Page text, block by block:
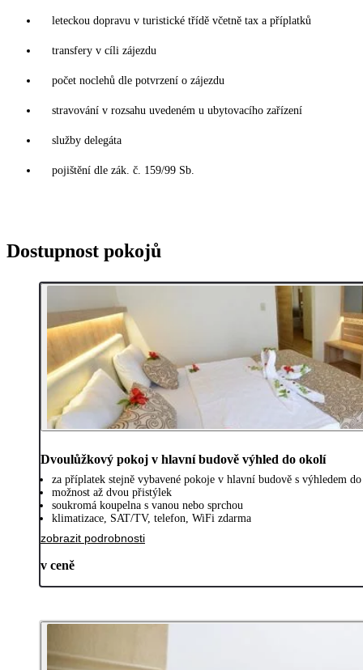
leteckou dopravu v turistické třídě včetně tax a příplatků
transfery v cíli zájezdu
počet noclehů dle potvrzení o zájezdu
stravování v rozsahu uvedeném u ubytovacího zařízení
služby delegáta
pojištění dle zák. č. 159/99 Sb.
Dostupnost pokojů
Dvoulůžkový pokoj v hlavní budově výhled do okolí
za příplatek stejně vybavené pokoje v hlavní budově s výhledem
možnost až dvou přistýlek
soukromá koupelna s vanou nebo sprchou
klimatizace, SAT/TV, telefon, WiFi zdarma
zobrazit podrobnosti
v ceně